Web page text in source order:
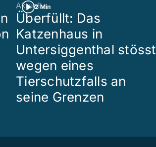
2 Min
Aktuell
Überfüllt: Das
Katzenhaus in
Untersiggenthal stösst
wegen eines
Tierschutzfalls an
seine Grenzen